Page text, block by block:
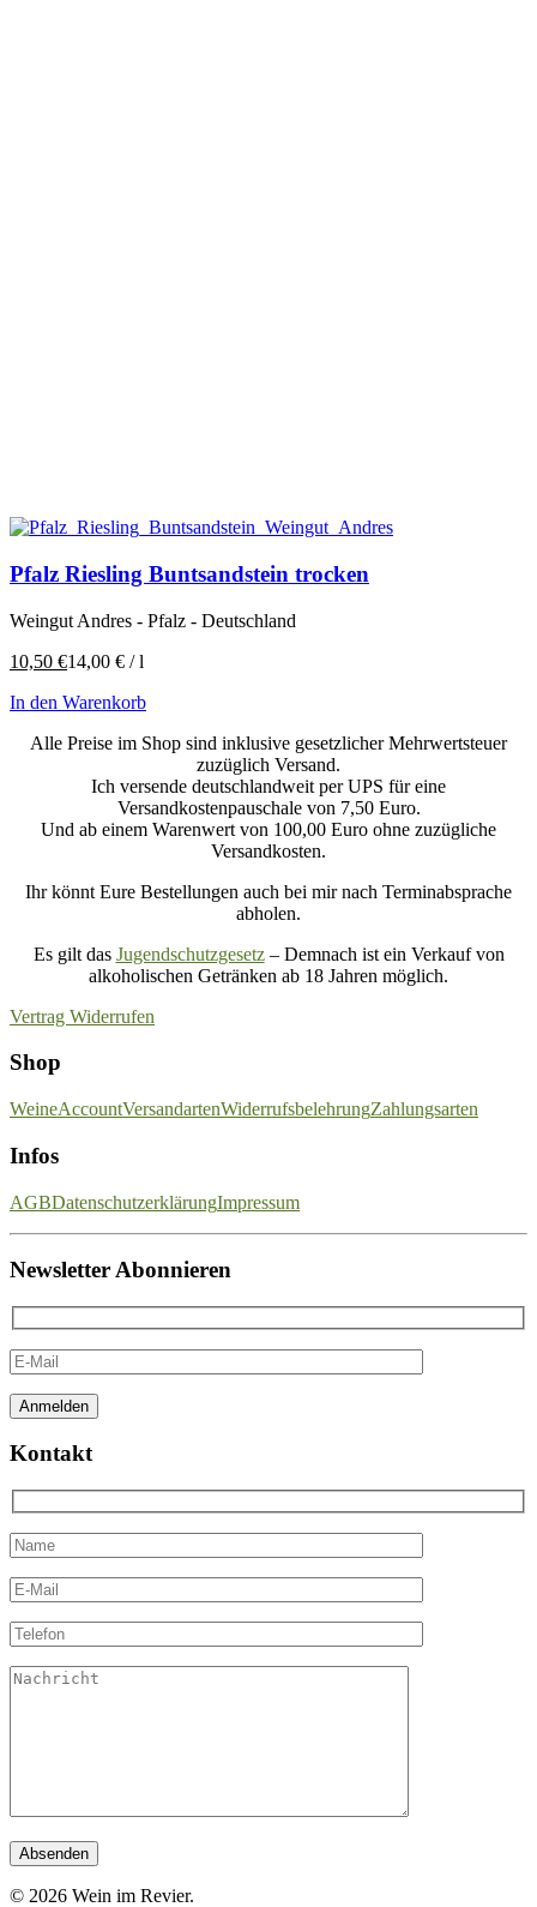
Pfalz Riesling Buntsandstein trocken
Weingut Andres - Pfalz - Deutschland
10,50 €14,00 € /l
In den Warenkorb
Alle Preise im Shop sind inklusive gesetzlicher Mehrwertsteuer
zuzüglich Versand.
Ich versende deutschlandweit per UPS für eine
Versandkostenpauschale von 7,50 Euro.
Und ab einem Warenwert von 100,00 Euro ohne zuzügliche
Versandkosten.
Ihr könnt Eure Bestellungen auch bei mir nach Terminabsprache
abholen.
Es gilt das Jugendschutzgesetz– Demnach ist ein Verkauf von
alkoholischen Getränken ab 18 Jahren möglich.
Vertrag Widerrufen
Shop
WeineAccountVersandartenWiderrufsbelehrungZahlungsarten
Infos
AGBDatenschutzerklärungImpressum
Newsletter Abonnieren
Kontakt
© 2026 Wein im Revier.